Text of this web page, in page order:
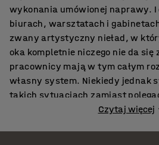
wykonania umówionej naprawy.
biurach, warsztatach i
zwany artystyczny nieład, w
oka kompletnie niczego nie da się
pracownicy mają w tym całym
własny system. Niekiedy jednak
takich sytuacjach zamiast
lepiej zainwestować w specjalne
Czytaj więcej